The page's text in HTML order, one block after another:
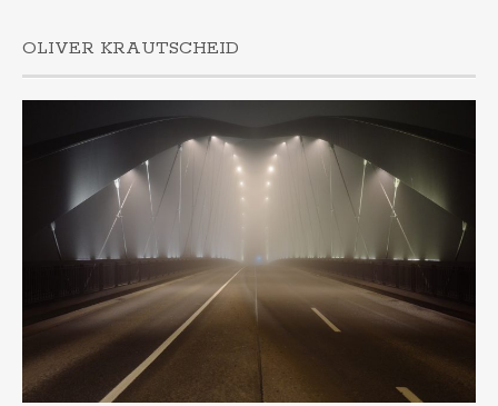
OLIVER KRAUTSCHEID